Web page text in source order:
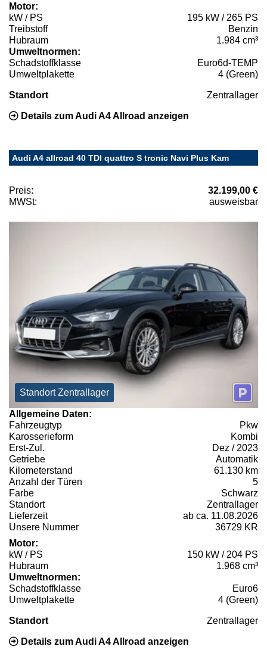
Motor:
kW / PS
195 kW / 265 PS
Treibstoff
Benzin
Hubraum
1.984 cm³
Umweltnormen:
Schadstoffklasse
Euro6d-TEMP
Umweltplakette
4 (Green)
Standort Zentrallager
Details zum Audi A4 Allroad anzeigen
Audi A4 allroad 40 TDI quattro S tronic Navi Plus Kam
Preis:
32.199,00 €
MWSt:
ausweisbar
Standort Zentrallager
Allgemeine Daten:
Fahrzeugtyp
Pkw
Karosserieform
Kombi
Erst-Zul.
Dez / 2023
Getriebe
Automatik
Kilometerstand
61.130 km
Anzahl der Türen
5
Farbe
Schwarz
Standort
Zentrallager
Lieferzeit
ab ca. 11.08.2026
Unsere Nummer
36729 KR
Motor:
kW / PS
150 kW / 204 PS
Hubraum
1.968 cm³
Umweltnormen:
Schadstoffklasse
Euro6
Umweltplakette
4 (Green)
Standort Zentrallager
Details zum Audi A4 Allroad anzeigen